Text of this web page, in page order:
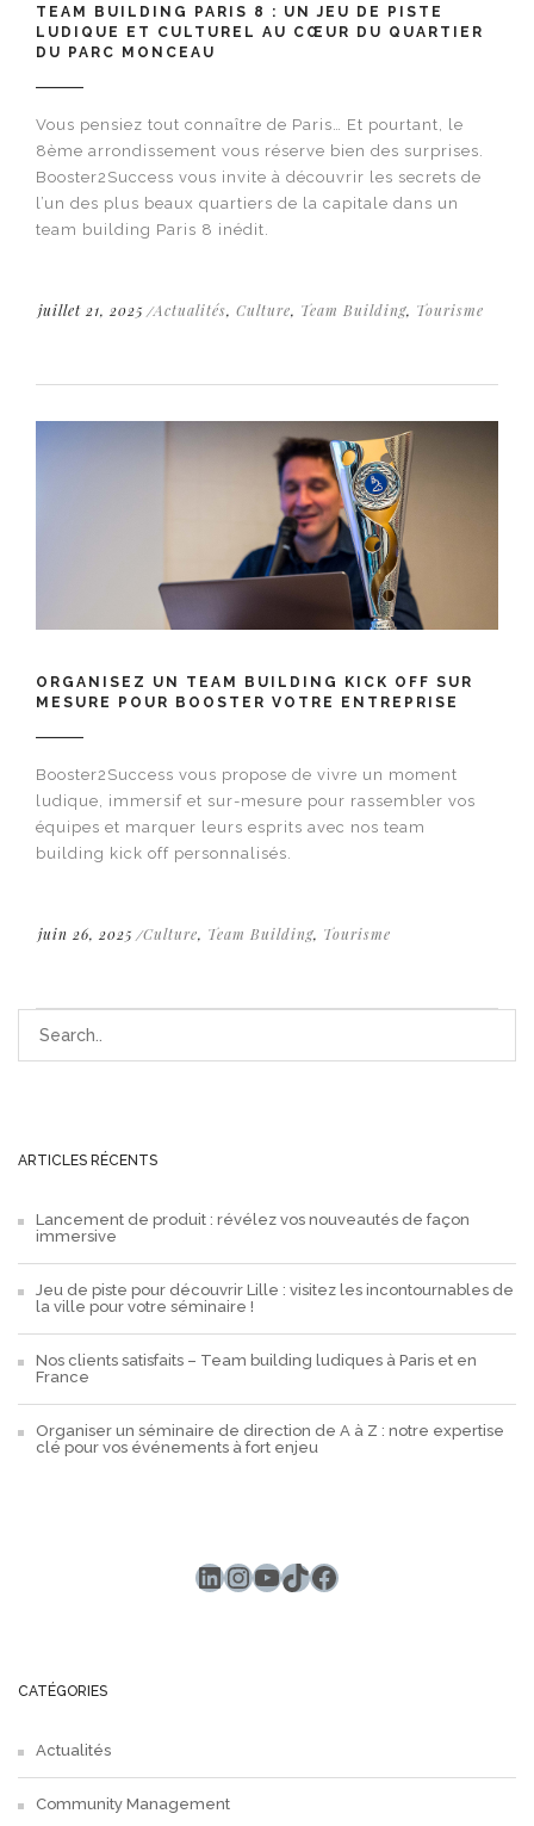
TEAM BUILDING PARIS 8 : UN JEU DE PISTE
LUDIQUE ET CULTUREL AU CŒUR DU QUARTIER
DU PARC MONCEAU
Vous pensiez tout connaître de Paris… Et pourtant, le
8ème arrondissement vous réserve bien des surprises.
Booster2Success vous invite à découvrir les secrets de
l’un des plus beaux quartiers de la capitale dans un
team building Paris 8 inédit.
juillet 21, 2025 Actualités, Culture, Team Building, Tourisme
ORGANISEZ UN TEAM BUILDING KICK OFF SUR
MESURE POUR BOOSTER VOTRE ENTREPRISE
Booster2Success vous propose de vivre un moment
ludique, immersif et sur-mesure pour rassembler vos
équipes et marquer leurs esprits avec nos team
building kick off personnalisés.
juin 26, 2025 Culture, Team Building, Tourisme
ARTICLES RÉCENTS
Lancement de produit : révélez vos nouveautés de façon
immersive
Jeu de piste pour découvrir Lille : visitez les incontournables de
la ville pour votre séminaire !
Nos clients satisfaits – Team building ludiques à Paris et en
France
Organiser un séminaire de direction de A à Z : notre expertise
clé pour vos événements à fort enjeu
LinkedIn
Instagram
YouTube
TikTok
Facebook
CATÉGORIES
Actualités
Community Management